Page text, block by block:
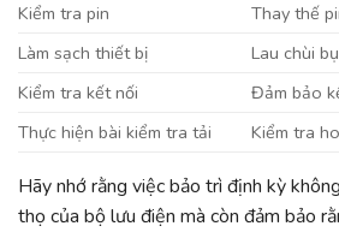
Kiểm tra pin
Thay thế
Làm sạch thiết bị
Lau chùi
Kiểm tra kết nối
Đảm bảo
Thực hiện bài kiểm tra tải
Kiểm tra
Hãy nhớ rằng việc bảo trì định kỳ
thọ của bộ lưu điện mà còn đảm bảo